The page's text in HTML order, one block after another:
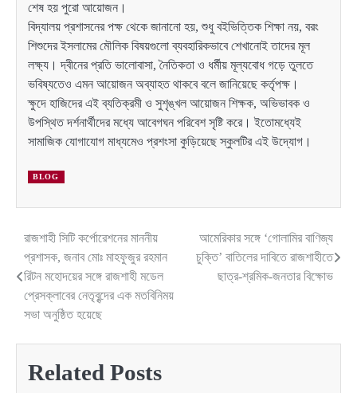
শেষ হয় পুরো আয়োজন।
বিদ্যালয় প্রশাসনের পক্ষ থেকে জানানো হয়, শুধু বইভিত্তিক শিক্ষা নয়, বরং
শিশুদের ইসলামের মৌলিক বিষয়গুলো ব্যবহারিকভাবে শেখানোই তাদের মূল
লক্ষ্য। দ্বীনের প্রতি ভালোবাসা, নৈতিকতা ও ধর্মীয় মূল্যবোধ গড়ে তুলতে
ভবিষ্যতেও এমন আয়োজন অব্যাহত থাকবে বলে জানিয়েছে কর্তৃপক্ষ।
ক্ষুদে হাজিদের এই ব্যতিক্রমী ও সুশৃঙ্খল আয়োজন শিক্ষক, অভিভাবক ও
উপস্থিত দর্শনার্থীদের মধ্যে আবেগঘন পরিবেশ সৃষ্টি করে। ইতোমধ্যেই
সামাজিক যোগাযোগ মাধ্যমেও প্রশংসা কুড়িয়েছে স্কুলটির এই উদ্যোগ।
BLOG
Post
navigation
রাজশাহী সিটি কর্পোরেশনের মাননীয়
প্রশাসক, জনাব মোঃ মাহফুজুর রহমান
রিটন মহোদয়ের সঙ্গে রাজশাহী মডেল
প্রেসক্লাবের নেতৃবৃন্দের এক মতবিনিময়
সভা অনুষ্ঠিত হয়েছে
আমেরিকার সঙ্গে ‘গোলামির বাণিজ্য
চুক্তি’ বাতিলের দাবিতে রাজশাহীতে
ছাত্র-শ্রমিক-জনতার বিক্ষোভ
Related Posts